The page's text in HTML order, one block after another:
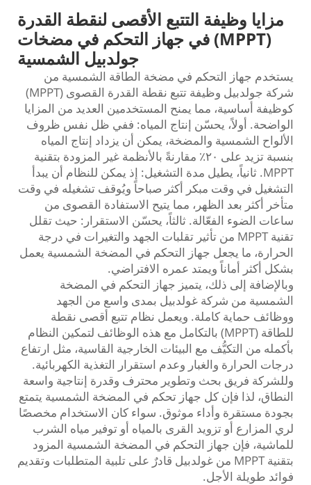
مزايا وظيفة التتبع الأقصى لنقطة القدرة
(MPPT) في جهاز التحكم في مضخات
جولدبيل الشمسية
يستخدم جهاز التحكم في مضخة الطاقة الشمسية من
شركة جولدبيل وظيفة تتبع نقطة القدرة القصوى (MPPT)
كوظيفة أساسية، مما يمنح المستخدمين العديد من المزايا
الواضحة. أولاً، يحسّن إنتاج المياه: ففي ظل نفس ظروف
الألواح الشمسية والمضخة، يمكن أن يزداد إنتاج المياه
بنسبة تزيد على ٢٠٪ مقارنةً بالأنظمة غير المزودة بتقنية
MPPT. ثانياً، يطيل مدة التشغيل: إذ يمكن للنظام أن يبدأ
التشغيل في وقت مبكر أكثر صباحاً ويُوقف تشغيله في وقت
متأخر أكثر بعد الظهر، مما يتيح الاستفادة القصوى من
ساعات الضوء الفعّالة. ثالثاً، يحسّن الاستقرار: حيث تقلل
تقنية MPPT من تأثير تقلبات الجهد والتغيرات في درجة
الحرارة، ما يجعل جهاز التحكم في المضخة الشمسية يعمل
بشكل أكثر أماناً ويمتد عمره الافتراضي.
وبالإضافة إلى ذلك، يتميز جهاز التحكم في المضخة
الشمسية من شركة غولدبيل بمدى واسع من الجهد
ووظائف حماية كاملة. ويعمل نظام تتبع أقصى نقطة
للطاقة (MPPT) بالتكامل مع هذه الوظائف لتمكين النظام
بأكمله من التكيُّف مع البيئات الخارجية القاسية، مثل ارتفاع
درجات الحرارة والغبار وعدم استقرار التغذية الكهربائية.
وللشركة فريق بحث وتطوير محترف وقدرة إنتاجية واسعة
النطاق، لذا فإن كل جهاز تحكم في المضخة الشمسية يتمتع
بجودة مستقرة وأداء موثوق. سواء كان الاستخدام مخصصًا
لري المزارع أو تزويد القرى بالمياه أو توفير مياه الشرب
للماشية، فإن جهاز التحكم في المضخة الشمسية المزود
بتقنية MPPT من غولدبيل قادرٌ على تلبية المتطلبات وتقديم
فوائد طويلة الأجل.